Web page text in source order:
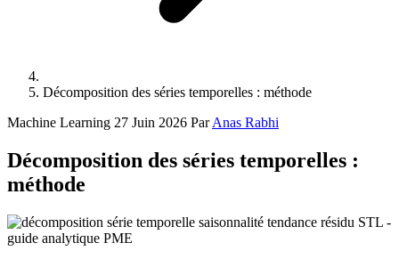
Décomposition des séries temporelles : méthode
Machine Learning 27 Juin 2026 ParAnas Rabhi
Décomposition des séries temporelles :
méthode